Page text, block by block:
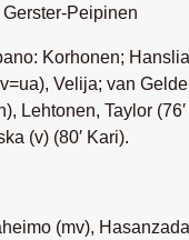
Gerster-Peipinen
Korhonen;
Velija; van
Lehtonen, Taylor
(v) (80′ Kari).
(mv), Hasanzada